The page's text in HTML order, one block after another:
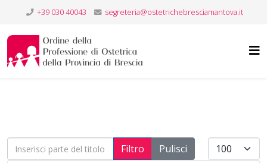
+39 030 40043 segreteria@ostetrichebresciamantova.it
Inserisci parte del titolo Filtro Pulisci Visualizza #